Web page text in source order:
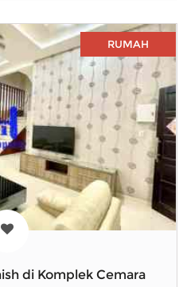
RUMAH
di Komplek Cemara